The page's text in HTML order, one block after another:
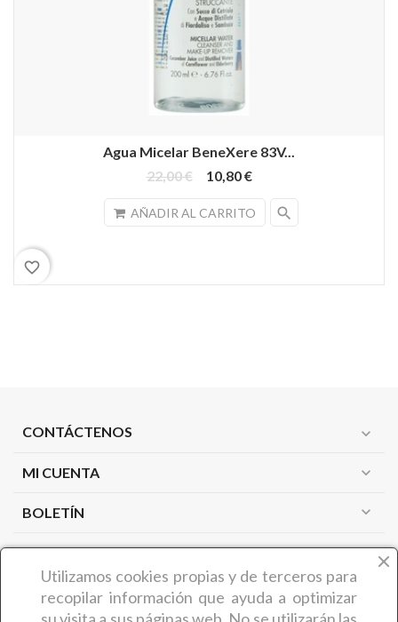
Agua Micelar BeneXere 83V...
22,00 €
10,80 €
AÑADIR AL CARRITO search
favorite_border
CONTÁCTENOS expand_more
MI CUENTA expand_more
BOLETÍN expand_more
NUESTRA EMPRESA expand_more
Utilizamos cookies propias y de terceros para
recopilar información que ayuda a optimizar